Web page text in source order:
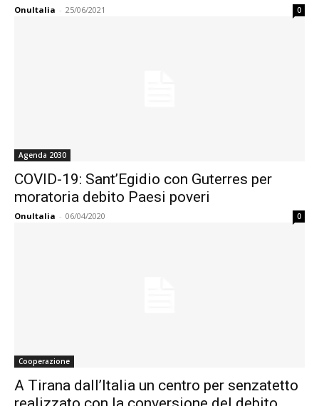
OnuItalia - 25/06/2021 0
Agenda 2030
COVID-19: Sant’Egidio con Guterres per
moratoria debito Paesi poveri
OnuItalia - 06/04/2020 0
Cooperazione
A Tirana dall’Italia un centro per senzatetto